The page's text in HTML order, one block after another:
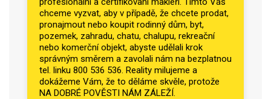
chceme vyzvat, aby v případě, že chcete prodat,
pronajmout nebo koupit rodinný dům, byt,
pozemek, zahradu, chatu, chalupu, rekreační
nebo komerční objekt, abyste udělali krok
správným směrem a zavolali nám na bezplatnou
tel. linku 800 536 536. Reality milujeme a
dokážeme Vám, že to děláme skvěle, protože
NA DOBRÉ POVĚSTI NÁM ZÁLEŽÍ.